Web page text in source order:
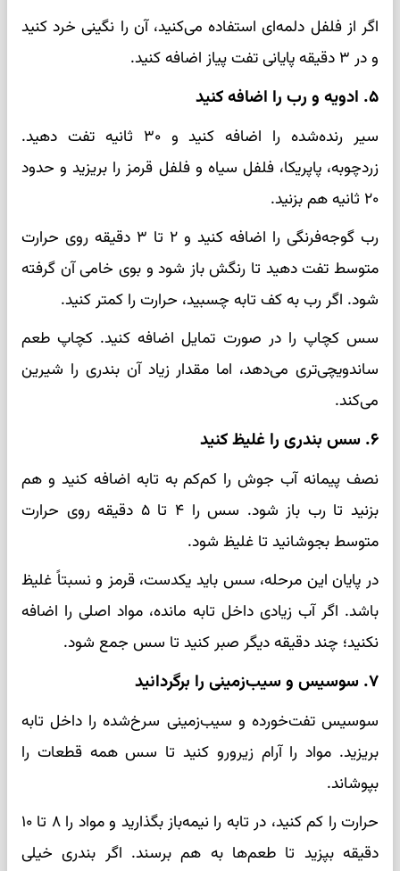
اگر از فلفل دلمه‌ای استفاده می‌کنید، آن را نگینی خرد کنید
و در ۳ دقیقه پایانی تفت پیاز اضافه کنید.
۵. ادویه و رب را اضافه کنید
سیر رنده‌شده را اضافه کنید و ۳۰ ثانیه تفت دهید.
زردچوبه، پاپریکا، فلفل سیاه و فلفل قرمز را بریزید و حدود
۲۰ ثانیه هم بزنید.
رب گوجه‌فرنگی را اضافه کنید و ۲ تا ۳ دقیقه روی حرارت
متوسط تفت دهید تا رنگش باز شود و بوی خامی آن گرفته
شود. اگر رب به کف تابه چسبید، حرارت را کمتر کنید.
سس کچاپ را در صورت تمایل اضافه کنید. کچاپ طعم
ساندویچی‌تری می‌دهد، اما مقدار زیاد آن بندری را شیرین
می‌کند.
۶. سس بندری را غلیظ کنید
نصف پیمانه آب جوش را کم‌کم به تابه اضافه کنید و هم
بزنید تا رب باز شود. سس را ۴ تا ۵ دقیقه روی حرارت
متوسط بجوشانید تا غلیظ شود.
در پایان این مرحله، سس باید یکدست، قرمز و نسبتاً غلیظ
باشد. اگر آب زیادی داخل تابه مانده، مواد اصلی را اضافه
نکنید؛ چند دقیقه دیگر صبر کنید تا سس جمع شود.
۷. سوسیس و سیب‌زمینی را برگردانید
سوسیس تفت‌خورده و سیب‌زمینی سرخ‌شده را داخل تابه
بریزید. مواد را آرام زیرورو کنید تا سس همه قطعات را
بپوشاند.
حرارت را کم کنید، در تابه را نیمه‌باز بگذارید و مواد را ۸ تا ۱۰
دقیقه بپزید تا طعم‌ها به هم برسند. اگر بندری خیلی